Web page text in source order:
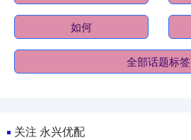
如何
全部话题标签
关注 永兴优配